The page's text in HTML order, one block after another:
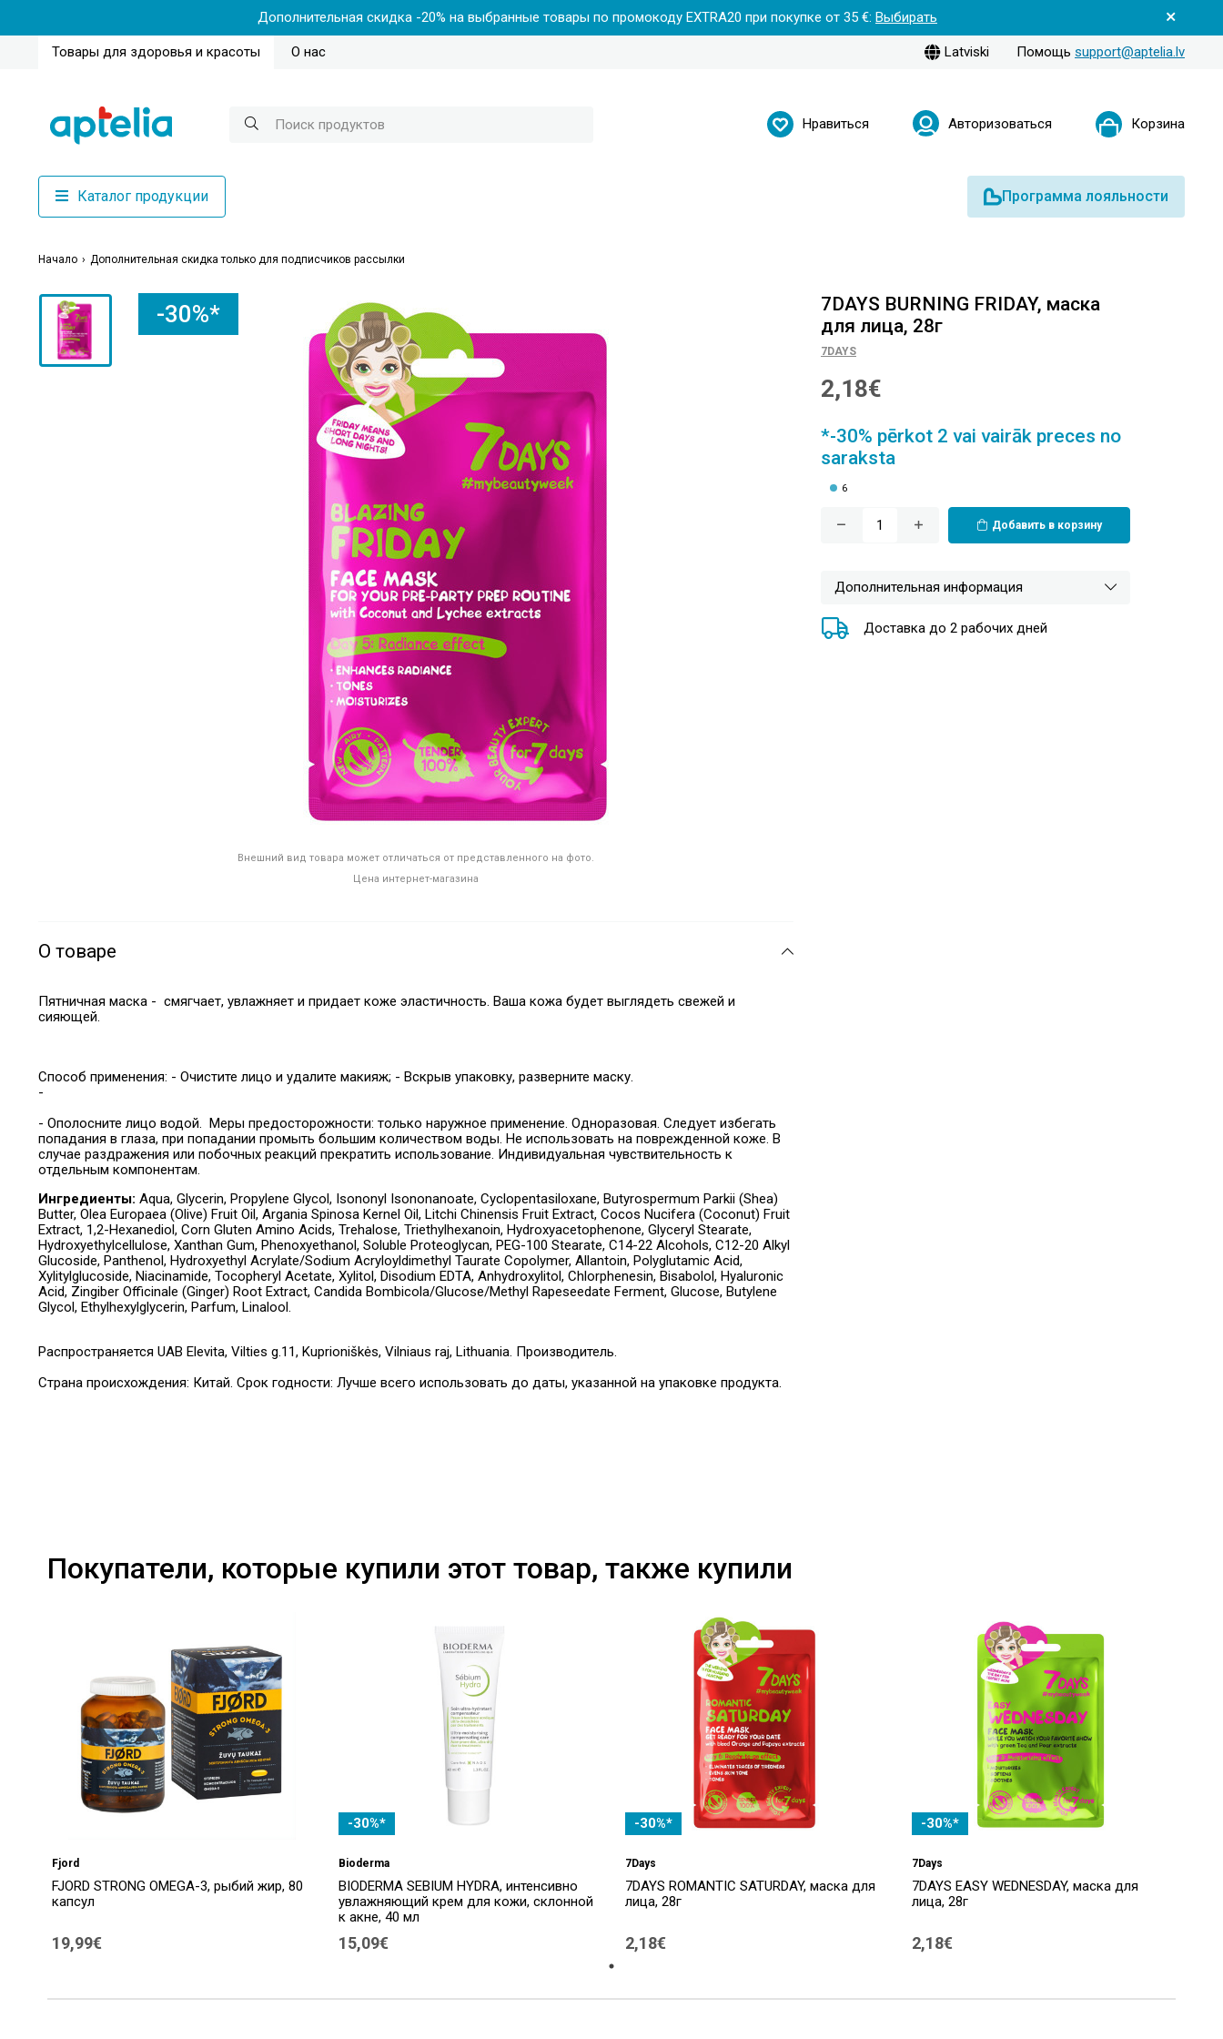
Дополнительная скидка -20% на выбранные товары по промокоду EXTRA20 при покупке от 35 €: Выбирать
Товары для здоровья и красоты О нас Latviski Помощь support@aptelia.lv
Нравиться Авторизоваться Корзина
Каталог продукции Программа лояльности
Начало Дополнительная скидка только для подписчиков рассылки
-30%*
Внешний вид товара может отличаться от представленного на фото.
Цена интернет-магазина
О товаре
Пятничная маска - смягчает, увлажняет и придает коже эластичность. Ваша кожа будет выглядеть свежей и
сияющей.
Способ применения: - Очистите лицо и удалите макияж; - Вскрыв упаковку, разверните маску.
-
- Ополосните лицо водой. Меры предосторожности: только наружное применение. Одноразовая. Следует избегать
попадания в глаза, при попадании промыть большим количеством воды. Не использовать на поврежденной коже. В
случае раздражения или побочных реакций прекратить использование. Индивидуальная чувствительность к
отдельным компонентам.
Ингредиенты: Aqua, Glycerin, Propylene Glycol, Isononyl Isononanoate, Cyclopentasiloxane, Butyrospermum Parkii (Shea)
Butter, Olea Europaea (Olive) Fruit Oil, Argania Spinosa Kernel Oil, Litchi Chinensis Fruit Extract, Cocos Nucifera (Coconut) Fruit
Extract, 1,2-Hexanediol, Corn Gluten Amino Acids, Trehalose, Triethylhexanoin, Hydroxyacetophenone, Glyceryl Stearate,
Hydroxyethylcellulose, Xanthan Gum, Phenoxyethanol, Soluble Proteoglycan, PEG-100 Stearate, C14-22 Alcohols, C12-20 Alkyl
Glucoside, Panthenol, Hydroxyethyl Acrylate/Sodium Acryloyldimethyl Taurate Copolymer, Allantoin, Polyglutamic Acid,
Xylitylglucoside, Niacinamide, Tocopheryl Acetate, Xylitol, Disodium EDTA, Anhydroxylitol, Chlorphenesin, Bisabolol, Hyaluronic
Acid, Zingiber Officinale (Ginger) Root Extract, Candida Bombicola/Glucose/Methyl Rapeseedate Ferment, Glucose, Butylene
Glycol, Ethylhexylglycerin, Parfum, Linalool.
Распространяется UAB Elevita, Vilties g.11, Kuprioniškės, Vilniaus raj, Lithuania. Производитель.
Страна происхождения: Китай. Срок годности: Лучше всего использовать до даты, указанной на упаковке продукта.
7DAYS BURNING FRIDAY, маска
для лица, 28г
7DAYS
2,18€
*-30% pērkot 2 vai vairāk preces no
saraksta
6
Добавить в корзину
Дополнительная информация
Доставка до 2 рабочих дней
Покупатели, которые купили этот товар, также купили
Fjord
FJORD STRONG OMEGA-3, рыбий жир, 80
капсул
19,99€
-30%*
Bioderma
BIODERMA SEBIUM HYDRA, интенсивно
увлажняющий крем для кожи, склонной
к акне, 40 мл
15,09€
-30%*
7Days
7DAYS ROMANTIC SATURDAY, маска для
лица, 28г
2,18€
-30%*
7Days
7DAYS EASY WEDNESDAY, маска для
лица, 28г
2,18€